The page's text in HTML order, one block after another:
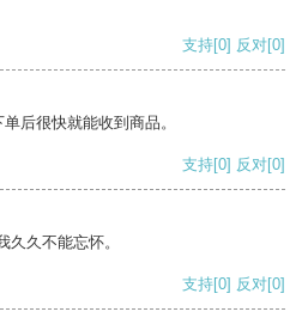
支持[0] 反对[0]
后很快就能收到商品。
支持[0] 反对[0]
久不能忘怀。
支持[0] 反对[0]